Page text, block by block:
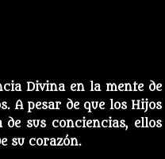
Divina en la mente de
A pesar de que los Hijos
sus conciencias, ellos
su corazón.